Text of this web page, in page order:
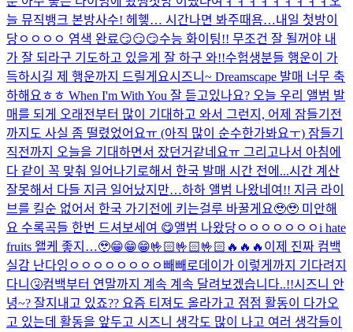
늘 뮤직뱅크 본방사수! 헤헿… 시간나면 봐주때욤…내일 첫방이
당ㅇㅇㅇㅇ 염색 완료😏😏😏수능 화이팅!! 무조건 잘 될꺼야 내
가 잘 되라구 기도하고 있을게 잘 하구 와!!수험생분들 행운이 가
득하시길 제 행운까지 드릴게요시즈니~ Dreamscape 발매 너무 축
하해요ㅎㅎ When I'm With You 잘 듣고있나요? 오늘 우리 앨범 발
매를 되게 오래전부터 많이 기대하고 와서 그런지, 어제 잠들기전
까지도 사실 좀 떨렸었어요ㅠ (아직 많이 순수한가봐요ㅜ) 잠들기
직전까지 오늘을 기대하면서 잤던거같네요ㅠ 그리고나서 아침에
다 같이 꼭 맞춰 일어나기로해서 한국 발매 시간 전에...시간 계산
잘못해서 다들 지금 일어났지만…하하 앨범 나왔네여!! 지금 라이
브를 킬순 없어서 한국 가기전에 키는걸루 바꿀게요🥹🥹 미안해
요 수록곡들 한번 드셔보세여 😋앨범 나왔당ㅇㅇㅇㅇㅇㅇㅇi hate
fruits 왤케 좋지…🥹😁😁😁🤟🏻🤟🏻🤟🏻🔥🔥🔥 이제 진짜 컴백
실감 난다잉ㅇㅇㅇㅇㅇㅇㅇㅇ 빼빼로데이가 이렇게까지 기다려지
다니🤧컴백부터 연말까지 계속 계속 달려보겠습니다..!!시즈니 안
녕~? 잘지내고 있죠?? 요즘 티져도 올라가고 점점 활동이 다가오
고 있는데 활동을 앞두고 시즈니 생각도 많이 나고 여러 생각들이